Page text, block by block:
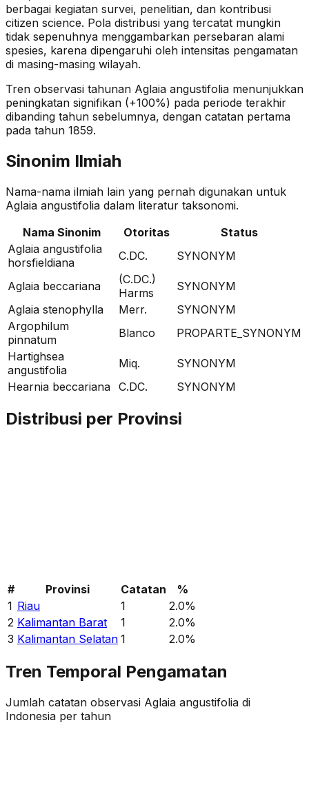
berbagai kegiatan survei, penelitian, dan kontribusi
citizen science. Pola distribusi yang tercatat mungkin
tidak sepenuhnya menggambarkan persebaran alami
spesies, karena dipengaruhi oleh intensitas pengamatan
di masing-masing wilayah.
Tren observasi tahunan Aglaia angustifolia menunjukkan
peningkatan signifikan (+100%) pada periode terakhir
dibanding tahun sebelumnya, dengan catatan pertama
pada tahun 1859.
Sinonim Ilmiah
Nama-nama ilmiah lain yang pernah digunakan untuk
Aglaia angustifolia dalam literatur taksonomi.
Nama Sinonim
Otoritas
Status
Aglaia angustifolia
horsfieldiana
C.DC. SYNONYM
Aglaia beccariana
(C.DC.)
Harms
SYNONYM
Aglaia stenophylla
Merr.
SYNONYM
Argophilum
pinnatum
Blanco
PROPARTE_SYNONYM
Hartighsea
angustifolia
Miq.
SYNONYM
Hearnia beccariana C.DC. SYNONYM
Distribusi per Provinsi
# Provinsi Catatan
%
1 Riau 1 2.0%
2 Kalimantan Barat 1 2.0%
3 Kalimantan Selatan 1 2.0%
Tren Temporal Pengamatan
Jumlah catatan observasi Aglaia angustifolia di
Indonesia per tahun